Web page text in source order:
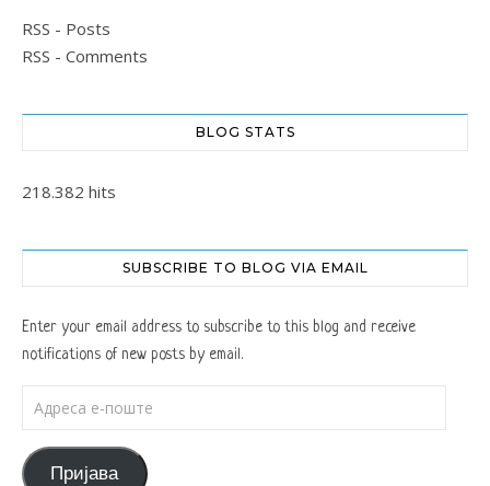
RSS - Posts
RSS - Comments
BLOG STATS
218.382 hits
SUBSCRIBE TO BLOG VIA EMAIL
Enter your email address to subscribe to this blog and receive
notifications of new posts by email.
Пријава